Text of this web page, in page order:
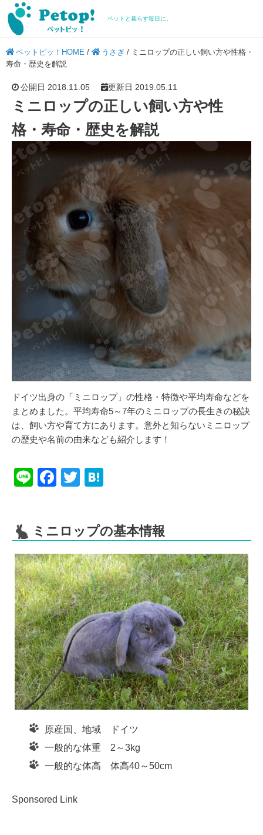
ペットと暮らす毎日に。
ペットピッ！HOME / うさぎ / ミニロップの正しい飼い方や性格・
寿命・歴史を解説
公開日 2018.11.05 更新日 2019.05.11
ミニロップの正しい飼い方や性
格・寿命・歴史を解説
ドイツ出身の「ミニロップ」の性格・特徴や平均寿命などを
まとめました。平均寿命5～7年のミニロップの長生きの秘訣
は、飼い方や育て方にあります。意外と知らないミニロップ
の歴史や名前の由来なども紹介します！
Li
F
e
b
o
o
k
T
er n
a
ミニロップの基本情報
原産国、地域 ドイツ
一般的な体重 2～3kg
一般的な体高 体高40～50cm
Sponsored Link